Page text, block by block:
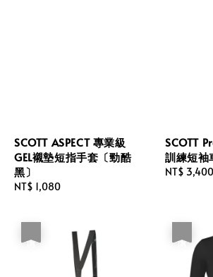
SCOTT ASPECT 專業級
GEL襯墊短指手套〔勁酷
黑〕
Regular
NT$ 1,080
SCOTT
訓練短
Regular
NT$ 3,400